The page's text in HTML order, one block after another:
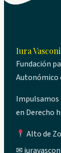
Iura
Fundación
Autonómico
Impulsamos
en Derecho
Alto de
✉